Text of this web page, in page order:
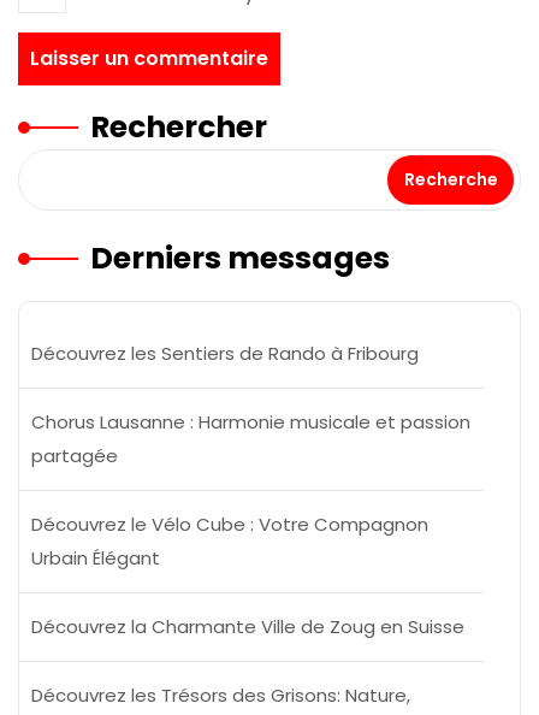
Rechercher
Recherche
Derniers messages
Découvrez les Sentiers de Rando à Fribourg
Chorus Lausanne : Harmonie musicale et passion
partagée
Découvrez le Vélo Cube : Votre Compagnon
Urbain Élégant
Découvrez la Charmante Ville de Zoug en Suisse
Découvrez les Trésors des Grisons: Nature,